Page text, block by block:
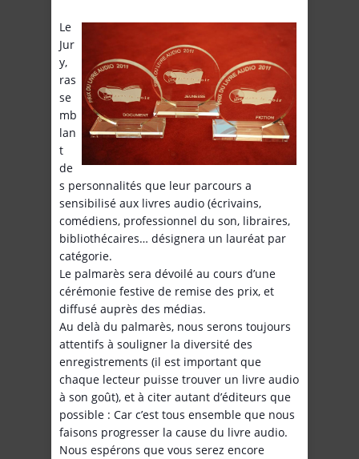
Le
Jur
y,
ras
se
mb
lan
t
de
s personnalités que leur parcours a
sensibilisé aux livres audio (écrivains,
comédiens, professionnel du son, libraires,
bibliothécaires… désignera un lauréat par
catégorie.
Le palmarès sera dévoilé au cours d’une
cérémonie festive de remise des prix, et
diffusé auprès des médias.
Au delà du palmarès, nous serons toujours
attentifs à souligner la diversité des
enregistrements (il est important que
chaque lecteur puisse trouver un livre audio
à son goût), et à citer autant d’éditeurs que
possible : Car c’est tous ensemble que nous
faisons progresser la cause du livre audio.
Nous espérons que vous serez encore